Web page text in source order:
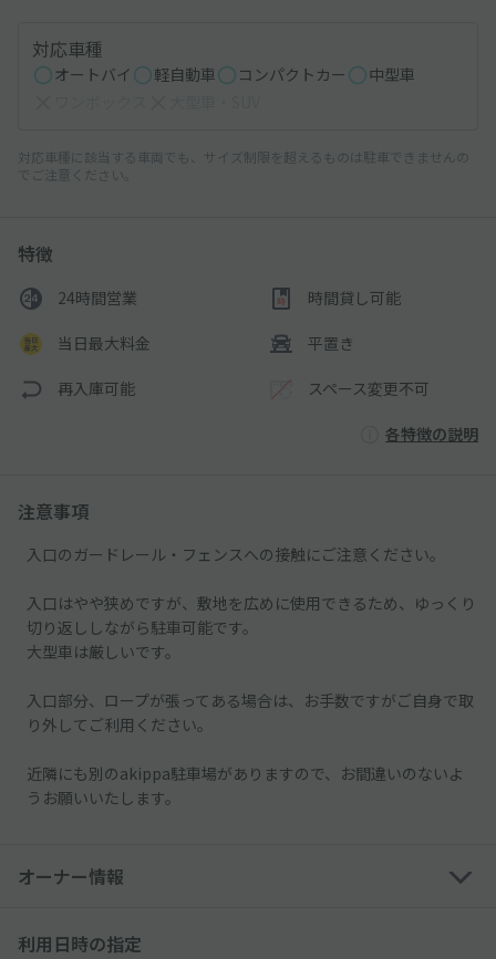
対応車種
オートバイ 軽自動車 コンパクトカー
中型車
対応車種に該当する車両でも、サイズ制限を超えるものは駐車できませんの
でご注意ください。
特徴
24時間営業 時間貸し可能
当日最大料金 平置き
再入庫可能 スペース変更不可
各特徴の説明
注意事項
入口のガードレール・フェンスへの接触にご注意ください。
入口はやや狭めですが、敷地を広めに使用できるため、ゆっくり
切り返ししながら駐車可能です。
大型車は厳しいです。
入口部分、ロープが張ってある場合は、お手数ですがご自身で取
り外してご利用ください。
近隣にも別のakippa駐車場がありますので、お間違いのないよ
うお願いいたします。
オーナー情報
利用日時の指定